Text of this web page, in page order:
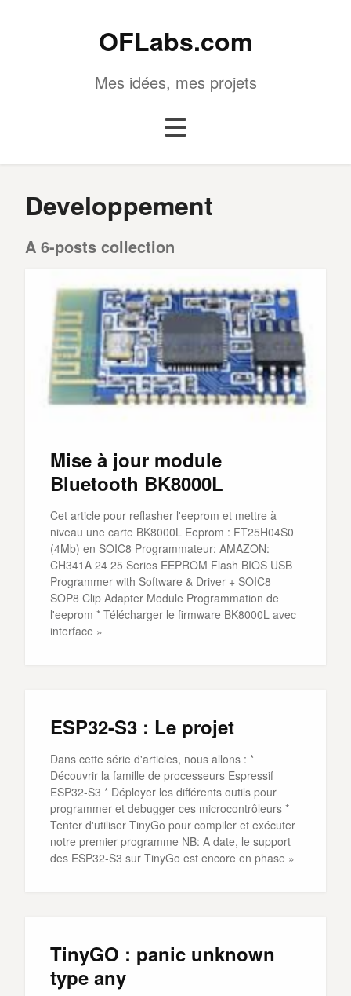
OFLabs.com
Mes idées, mes projets
Developpement
A 6-posts collection
Mise à jour module
Bluetooth BK8000L
Cet article pour reflasher l'eeprom et mettre à
niveau une carte BK8000L Eeprom : FT25H04S0
(4Mb) en SOIC8 Programmateur: AMAZON:
CH341A 24 25 Series EEPROM Flash BIOS USB
Programmer with Software & Driver + SOIC8
SOP8 Clip Adapter Module Programmation de
l'eeprom * Télécharger le firmware BK8000L avec
interface »
ESP32-S3 : Le projet
Dans cette série d'articles, nous allons : *
Découvrir la famille de processeurs Espressif
ESP32-S3 * Déployer les différents outils pour
programmer et debugger ces microcontrôleurs *
Tenter d'utiliser TinyGo pour compiler et exécuter
notre premier programme NB: A date, le support
des ESP32-S3 sur TinyGo est encore en phase »
TinyGO : panic unknown
type any